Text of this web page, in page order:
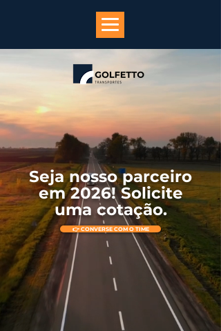
Seja nosso parceiro
em 2026! Solicite
uma cotação.
👉 CONVERSE COM O TIME